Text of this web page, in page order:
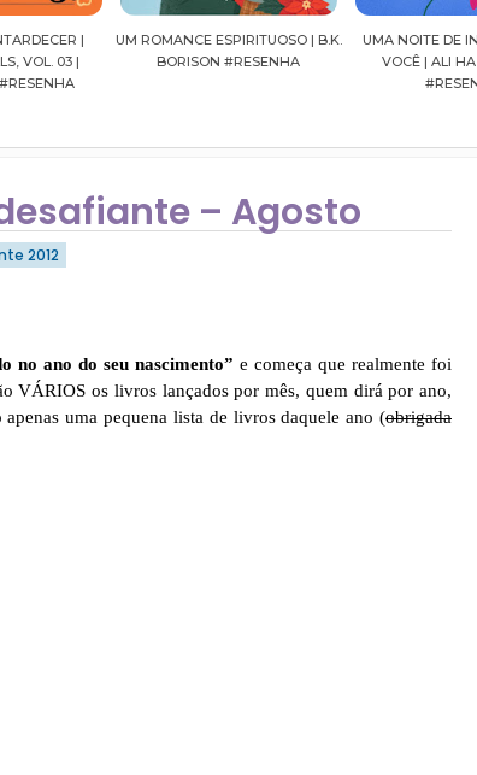
ROMANCE ESPIRITUOSO | B.K.
BORISON #RESENHA
UMA NOITE DE INVERNO COM
VOCÊ | ALI HAZELWOOD
– Agosto
2012
no ano do seu nascimento” e começa que realmente foi
VÁRIOS os livros lançados por mês, quem dirá por ano,
uma pequena lista de livros daquele ano (obrigada